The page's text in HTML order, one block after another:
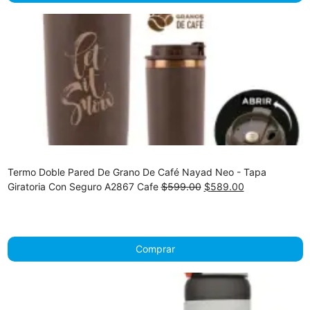
Termo Doble Pared De Grano De Café Nayad Neo - Tapa
Giratoria Con Seguro A2867 Cafe$599.00 Original
$589.00Current
Comprar